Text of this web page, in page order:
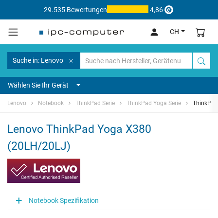
29.535 Bewertungen 4,86
CH
Suche in: Lenovo
Wählen Sie Ihr Gerät
Lenovo Notebook ThinkPad Serie ThinkPad Yoga Serie
Lenovo ThinkPad Yoga X380
(20LH/20LJ)
Notebook Spezifikation